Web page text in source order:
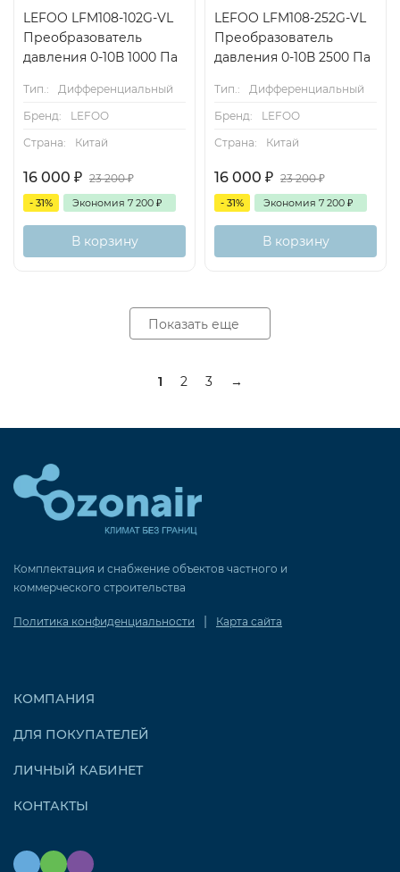
LEFOO LFM108-102G-VL
Преобразователь
давления 0-10В 1000 Па
Тип.:
Дифференциальный
Бренд:
LEFOO
Страна:
Китай
16 000 ₽ 23 200₽
- 31% Экономия 7 200 ₽
В корзину
LEFOO LFM108-252G-VL
Преобразователь
давления 0-10В 2500 Па
Тип.:
Дифференциальный
Бренд:
LEFOO
Страна:
Китай
16 000 ₽ 23 200₽
- 31% Экономия 7 200 ₽
В корзину
Показать еще
1 2 3 →
Комплектация и снабжение объектов частного и
коммерческого строительства
Политика конфиденциальности | Карта сайта
КОМПАНИЯ
ДЛЯ ПОКУПАТЕЛЕЙ
ЛИЧНЫЙ КАБИНЕТ
КОНТАКТЫ